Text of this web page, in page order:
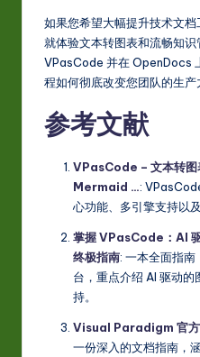
如果您希望大幅提升技术文
就体验文本转图表和流畅知
VPasCode 并在 OpenDocs
程如何彻底改变您团队的生产
参考文献
VPasCode – 文本转图
Mermaid …:
心功能、多引擎支持以
掌握 VPasCode：AI
终极指南: 一本全面指
台，重点介绍 AI 驱动
持。
Visual Paradigm 官
一份深入的文档指南，